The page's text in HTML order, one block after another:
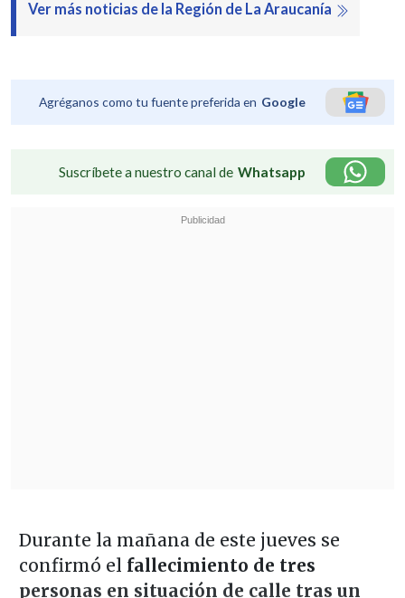
Ver más noticias de la Región de La Araucanía
Agréganos como tu fuente preferida en Google
Suscríbete a nuestro canal de Whatsapp
Durante la mañana de este jueves se
confirmó el fallecimiento de tres
personas en situación de calle tras un